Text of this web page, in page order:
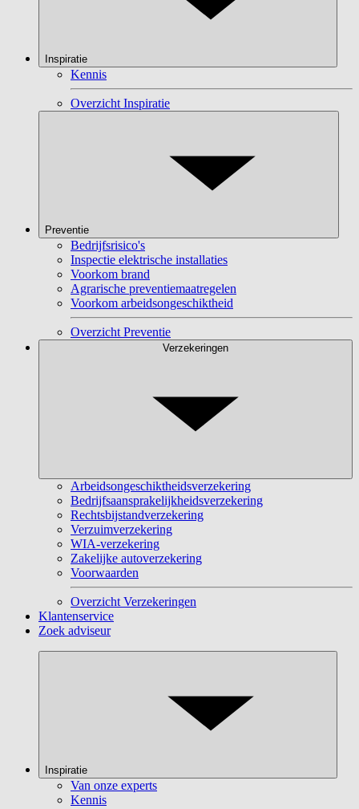
Inspiratie
Kennis
Overzicht Inspiratie
Preventie
Bedrijfsrisico's
Inspectie elektrische installaties
Voorkom brand
Agrarische preventiemaatregelen
Voorkom arbeidsongeschiktheid
Overzicht Preventie
Verzekeringen
Arbeidsongeschiktheidsverzekering
Bedrijfsaansprakelijkheidsverzekering
Rechtsbijstandverzekering
Verzuimverzekering
WIA-verzekering
Zakelijke autoverzekering
Voorwaarden
Overzicht Verzekeringen
Klantenservice
Zoek adviseur
Inspiratie
Van onze experts
Kennis